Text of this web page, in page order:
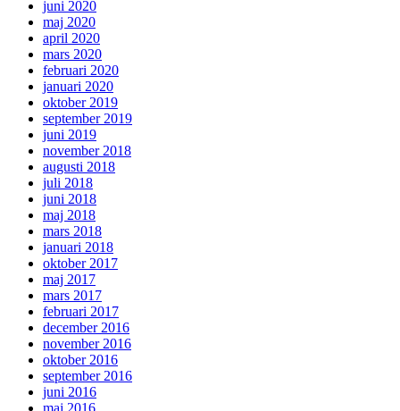
juni 2020
maj 2020
april 2020
mars 2020
februari 2020
januari 2020
oktober 2019
september 2019
juni 2019
november 2018
augusti 2018
juli 2018
juni 2018
maj 2018
mars 2018
januari 2018
oktober 2017
maj 2017
mars 2017
februari 2017
december 2016
november 2016
oktober 2016
september 2016
juni 2016